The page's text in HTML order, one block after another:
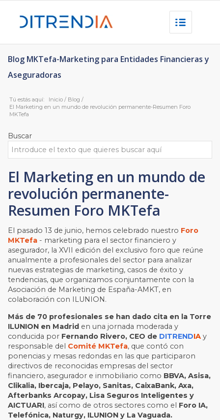
Blog MKTefa-Marketing para Entidades Financieras y
Aseguradoras
Tú estás aquí: Inicio / Blog /
El Marketing en un mundo de revolución permanente-Resumen Foro
MKTefa
Buscar
El Marketing en un mundo de
revolución permanente-
Resumen Foro MKTefa
El pasado 13 de junio, hemos celebrado nuestro Foro
MKTefa - marketing para el sector financiero y
asegurador, la XVII edición del exclusivo foro que reúne
anualmente a profesionales del sector para analizar
nuevas estrategias de marketing, casos de éxito y
tendencias, que organizamos conjuntamente con la
Asociación de Marketing de España-AMKT, en
colaboración con ILUNION.
Más de 70 profesionales se han dado cita en la Torre
ILUNION en Madrid en una jornada moderada y
conducida por Fernando Rivero, CEO de DITRENDIA y
responsable del Comité MKTefa, que contó con
ponencias y mesas redondas en las que participaron
directivos de reconocidas empresas del sector
financiero, asegurador e inmobiliario como BBVA, Asisa,
Clikalia, Ibercaja, Pelayo, Sanitas, CaixaBank, Axa,
Afterbanks Arcopay, Lisa Seguros Inteligentes y
AICTUARI, así como de otros sectores como el Foro IA,
Telefónica, Naturgy, ILUNION y La Vaguada.